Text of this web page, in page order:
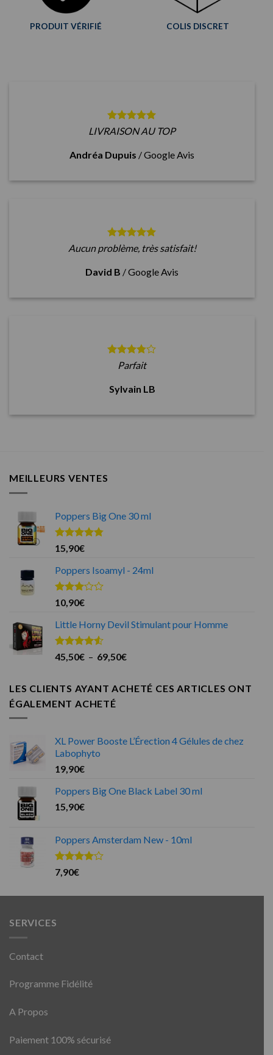
PRODUIT VÉRIFIÉ COLIS DISCRET
LIVRAISON AU TOP
Andréa Dupuis /Google Avis
Aucun problème, très satisfait!
David B /Google Avis
Parfait
Sylvain LB
MEILLEURS VENTES
Poppers Big One 30 ml
Note4.75
sur 5
15,90€
Poppers Isoamyl - 24ml
Note
3.00
sur 5
10,90€
Little Horny Devil Stimulant pour Homme
Note4.50
sur 5
45,50€ – 69,50€Plage
45,50€
LES CLIENTS AYANT ACHETÉ CES ARTICLES ONT
ÉGALEMENT ACHETÉ
XL Power Booste L’Érection 4 Gélules de chez
Labophyto
19,90€
Poppers Big One Black Label 30 ml
15,90€
Poppers Amsterdam New - 10ml
Note
4.00
7,90€
SERVICES
Contact
Programme Fidélité
A Propos
Paiement 100% sécurisé